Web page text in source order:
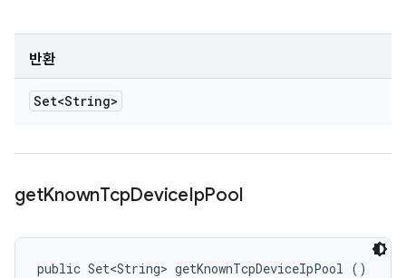
반환
Set<String>
getKnownTcpDeviceIpPool
public Set<String> getKnownTcpDeviceIpPool ()